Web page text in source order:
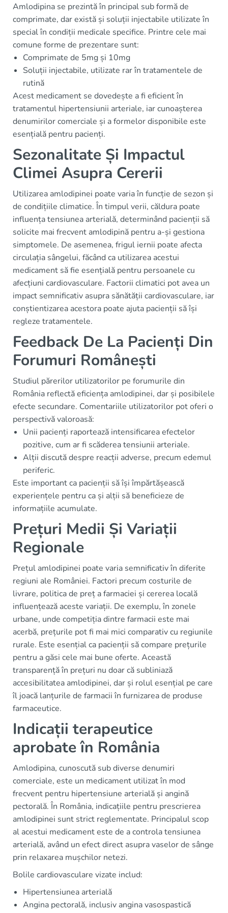
Amlodipina se prezintă în principal sub formă de
comprimate, dar există și soluții injectabile utilizate în
special în condiții medicale specifice. Printre cele mai
comune forme de prezentare sunt:
Comprimate de 5mg și 10mg
Soluții injectabile, utilizate rar în tratamentele de
rutină
Acest medicament se dovedește a fi eficient în
tratamentul hipertensiunii arteriale, iar cunoașterea
denumirilor comerciale și a formelor disponibile este
esențială pentru pacienți.
Sezonalitate Și Impactul
Climei Asupra Cererii
Utilizarea amlodipinei poate varia în funcție de sezon și
de condițiile climatice. În timpul verii, căldura poate
influența tensiunea arterială, determinând pacienții să
solicite mai frecvent amlodipină pentru a-și gestiona
simptomele. De asemenea, frigul iernii poate afecta
circulația sângelui, făcând ca utilizarea acestui
medicament să fie esențială pentru persoanele cu
afecțiuni cardiovasculare. Factorii climatici pot avea un
impact semnificativ asupra sănătății cardiovasculare, iar
conștientizarea acestora poate ajuta pacienții să își
regleze tratamentele.
Feedback De La Pacienți Din
Forumuri Românești
Studiul părerilor utilizatorilor pe forumurile din
România reflectă eficiența amlodipinei, dar și posibilele
efecte secundare. Comentariile utilizatorilor pot oferi o
perspectivă valoroasă:
Unii pacienți raportează intensificarea efectelor
pozitive, cum ar fi scăderea tensiunii arteriale.
Alții discută despre reacții adverse, precum edemul
periferic.
Este important ca pacienții să își împărtășească
experiențele pentru ca și alții să beneficieze de
informațiile acumulate.
Prețuri Medii Și Variații
Regionale
Prețul amlodipinei poate varia semnificativ în diferite
regiuni ale României. Factori precum costurile de
livrare, politica de preț a farmaciei și cererea locală
influențează aceste variații. De exemplu, în zonele
urbane, unde competiția dintre farmacii este mai
acerbă, prețurile pot fi mai mici comparativ cu regiunile
rurale. Este esențial ca pacienții să compare prețurile
pentru a găsi cele mai bune oferte. Această
transparență în prețuri nu doar că subliniază
accesibilitatea amlodipinei, dar și rolul esențial pe care
îl joacă lanțurile de farmacii în furnizarea de produse
farmaceutice.
Indicații terapeutice
aprobate în România
Amlodipina, cunoscută sub diverse denumiri
comerciale, este un medicament utilizat în mod
frecvent pentru hipertensiune arterială și angină
pectorală. În România, indicațiile pentru prescrierea
amlodipinei sunt strict reglementate. Principalul scop
al acestui medicament este de a controla tensiunea
arterială, având un efect direct asupra vaselor de sânge
prin relaxarea mușchilor netezi.
Bolile cardiovasculare vizate includ:
Hipertensiunea arterială
Angina pectorală, inclusiv angina vasospastică